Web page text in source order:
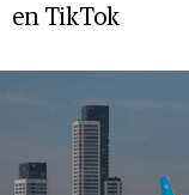
en TikTok